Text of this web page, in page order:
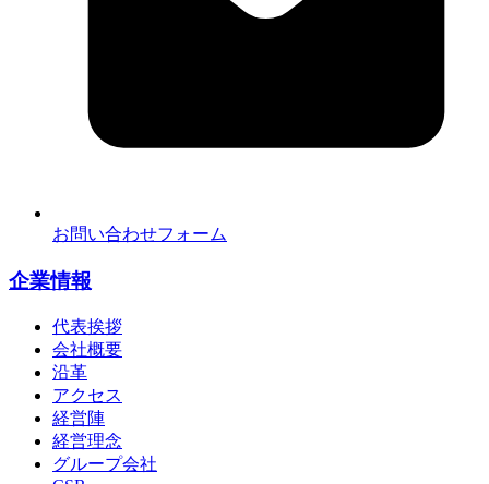
お問い合わせフォーム
企業情報
代表挨拶
会社概要
沿革
アクセス
経営陣
経営理念
グループ会社